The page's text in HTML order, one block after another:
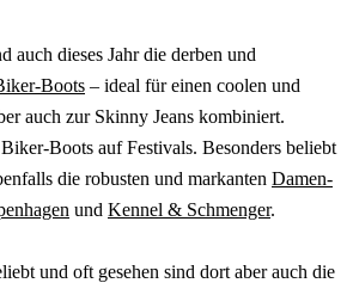
auch dieses Jahr die derben und
Boots – ideal für einen coolen und
auch zur Skinny Jeans kombiniert.
Boots auf Festivals. Besonders beliebt
die robusten und markanten Damen-
und Kennel & Schmenger.
und oft gesehen sind dort aber auch die